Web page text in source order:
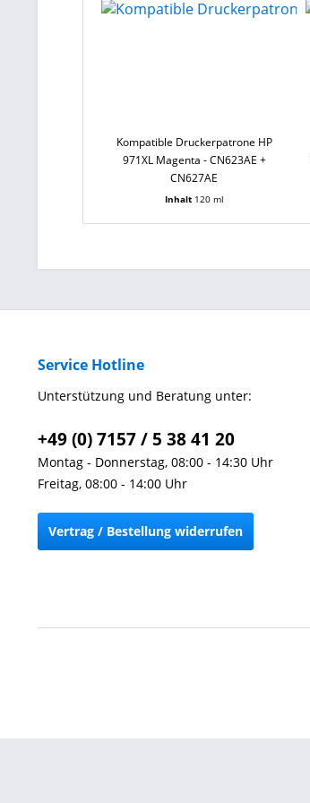
Kompatible Druckerpatrone HP
971XL Magenta - CN623AE +
CN627AE
Inhalt 120 ml
Service Hotline
Unterstützung und Beratung unter:
+49 (0) 7157 / 5 38 41 20
Montag - Donnerstag, 08:00 - 14:30 Uhr
Freitag, 08:00 - 14:00 Uhr
Vertrag / Bestellung widerrufen